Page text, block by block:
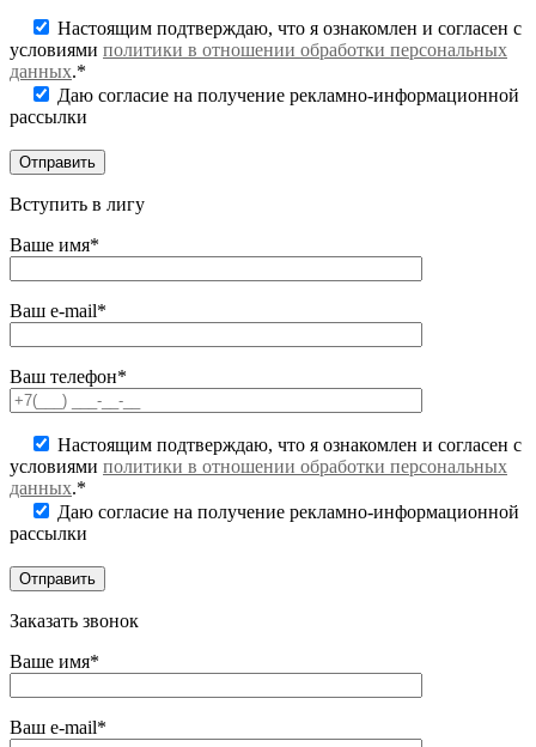
Настоящим подтверждаю, что я ознакомлен и согласен с
условиями политики в отношении обработки персональных
данных.*
Даю согласие на получение рекламно-информационной
рассылки
Вступить в лигу
Ваше имя*
Ваш e-mail*
Ваш телефон*
Настоящим подтверждаю, что я ознакомлен и согласен с
условиями политики в отношении обработки персональных
данных.*
Даю согласие на получение рекламно-информационной
рассылки
Заказать звонок
Ваше имя*
Ваш e-mail*